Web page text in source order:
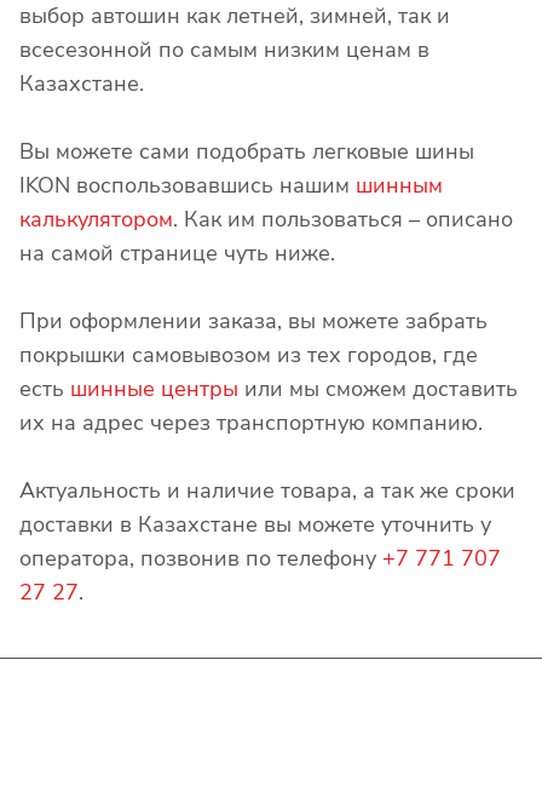
выбор автошин как летней, зимней, так и
всесезонной по самым низким ценам в
Казахстане.
Вы можете сами подобрать легковые шины
IKON воспользовавшись нашим шинным
калькулятором. Как им пользоваться – описано
на самой странице чуть ниже.
При оформлении заказа, вы можете забрать
покрышки самовывозом из тех городов, где
есть шинные центры или мы сможем доставить
их на адрес через транспортную компанию.
Актуальность и наличие товара, а так же сроки
доставки в Казахстане вы можете уточнить у
оператора, позвонив по телефону +7 771 707
27 27.